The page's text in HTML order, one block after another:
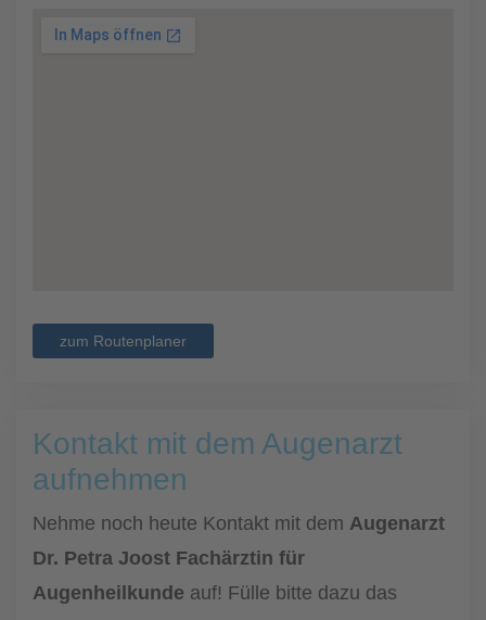
zum Routenplaner
Kontakt mit dem Augenarzt
aufnehmen
Nehme noch heute Kontakt mit dem Augenarzt
Dr. Petra Joost Fachärztin für
Augenheilkunde auf! Fülle bitte dazu das